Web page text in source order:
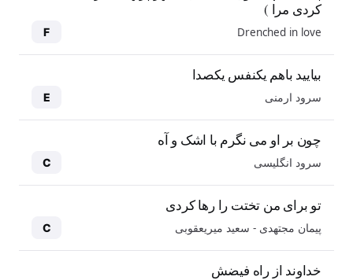
کردی مرا )
Drenched in love
F
بیایید باهم یکنفس یکصدا
سرود ارمنی E
چون بر او می نگرم با اشک و آه
سرود انگلیسی C
تو برای من تختت را رها کردی
پیمان مجتهدی - سعید میریعقوبی C
خداوند از راه فیضش